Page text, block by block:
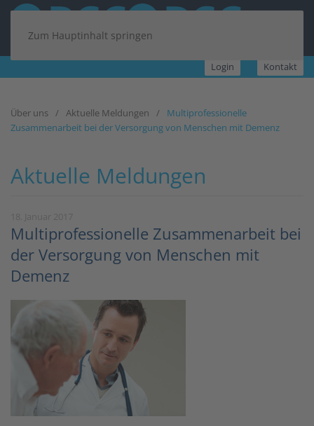
Zum Hauptinhalt springen
Login Kontakt
Über uns Aktuelle Meldungen
Multiprofessionelle
Zusammenarbeit bei der Versorgung von Menschen mit Demenz
Aktuelle Meldungen
Multiprofessionelle Zusammenarbeit bei
der Versorgung von Menschen mit
Demenz